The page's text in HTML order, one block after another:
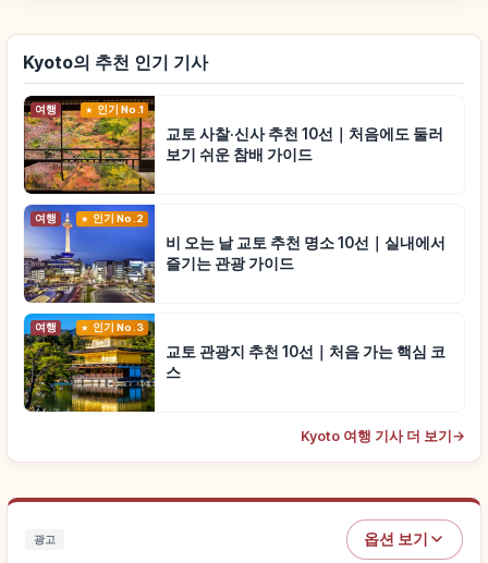
Kyoto의 추천 인기 기사
여행 인기 No.1
교토 사찰·신사 추천 10선｜처음에도 둘러
보기 쉬운 참배 가이드
여행 인기 No.2
비 오는 날 교토 추천 명소 10선｜실내에서
즐기는 관광 가이드
여행 인기 No.3
교토 관광지 추천 10선｜처음 가는 핵심 코
스
Kyoto 여행 기사 더 보기 →
광고 옵션 보기